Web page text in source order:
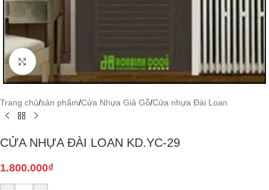
Click to enlarge
Trang chủ/sản phẩm/Cửa Nhựa Giả Gỗ/Cửa nhựa Đài Loan
CỬA NHỰA ĐÀI LOAN KD.YC-29
1.800.000₫